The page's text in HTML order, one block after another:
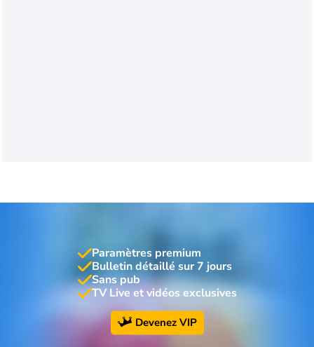
Paramètres premium
Bulletin détaillé sur 7 jours
Sans pub
TV Live et vidéos exclusives
Devenez VIP